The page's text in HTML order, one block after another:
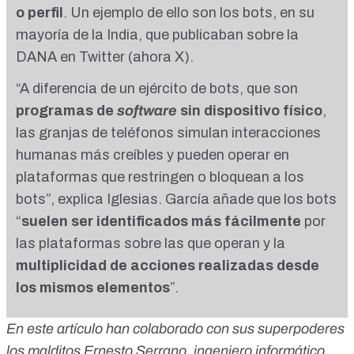
o perfil . Un ejemplo de ello son los bots, en su
mayoría de la India, que publicaban sobre la
DANA en Twitter (ahora X).
“A diferencia de un ejército de bots, que son
programas de software sin dispositivo físico,
las granjas de teléfonos simulan interacciones
humanas más creíbles y pueden operar en
plataformas que restringen o bloquean a los
bots”, explica Iglesias. García añade que los bots
“suelen ser identificados más fácilmente por
las plataformas sobre las que operan y la
multiplicidad de acciones realizadas desde
los mismos elementos”.
En este artículo han colaborado con sus superpoderes